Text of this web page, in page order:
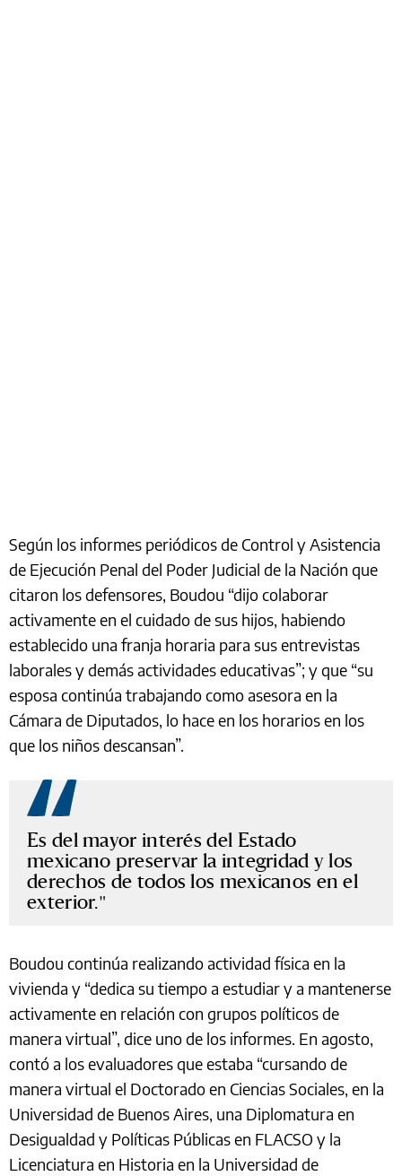
Según los informes periódicos de Control y Asistencia
de Ejecución Penal del Poder Judicial de la Nación que
citaron los defensores, Boudou “dijo colaborar
activamente en el cuidado de sus hijos, habiendo
establecido una franja horaria para sus entrevistas
laborales y demás actividades educativas”; y que “su
esposa continúa trabajando como asesora en la
Cámara de Diputados, lo hace en los horarios en los
que los niños descansan”.
Es del mayor interés del Estado
mexicano preservar la integridad y los
derechos de todos los mexicanos en el
exterior.
Boudou continúa realizando actividad física en la
vivienda y “dedica su tiempo a estudiar y a mantenerse
activamente en relación con grupos políticos de
manera virtual”, dice uno de los informes. En agosto,
contó a los evaluadores que estaba “cursando de
manera virtual el Doctorado en Ciencias Sociales, en la
Universidad de Buenos Aires, una Diplomatura en
Desigualdad y Políticas Públicas en FLACSO y la
Licenciatura en Historia en la Universidad de